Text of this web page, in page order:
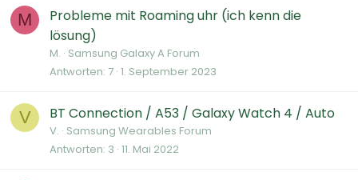
M
Probleme mit Roaming uhr (ich kenn die
lösung)
M. Samsung Galaxy A Forum
Antworten 7 1. September 2023
V BT Connection / A53 / Galaxy Watch 4 / Auto
V. Samsung Wearables Forum
Antworten 3 11. Mai 2022